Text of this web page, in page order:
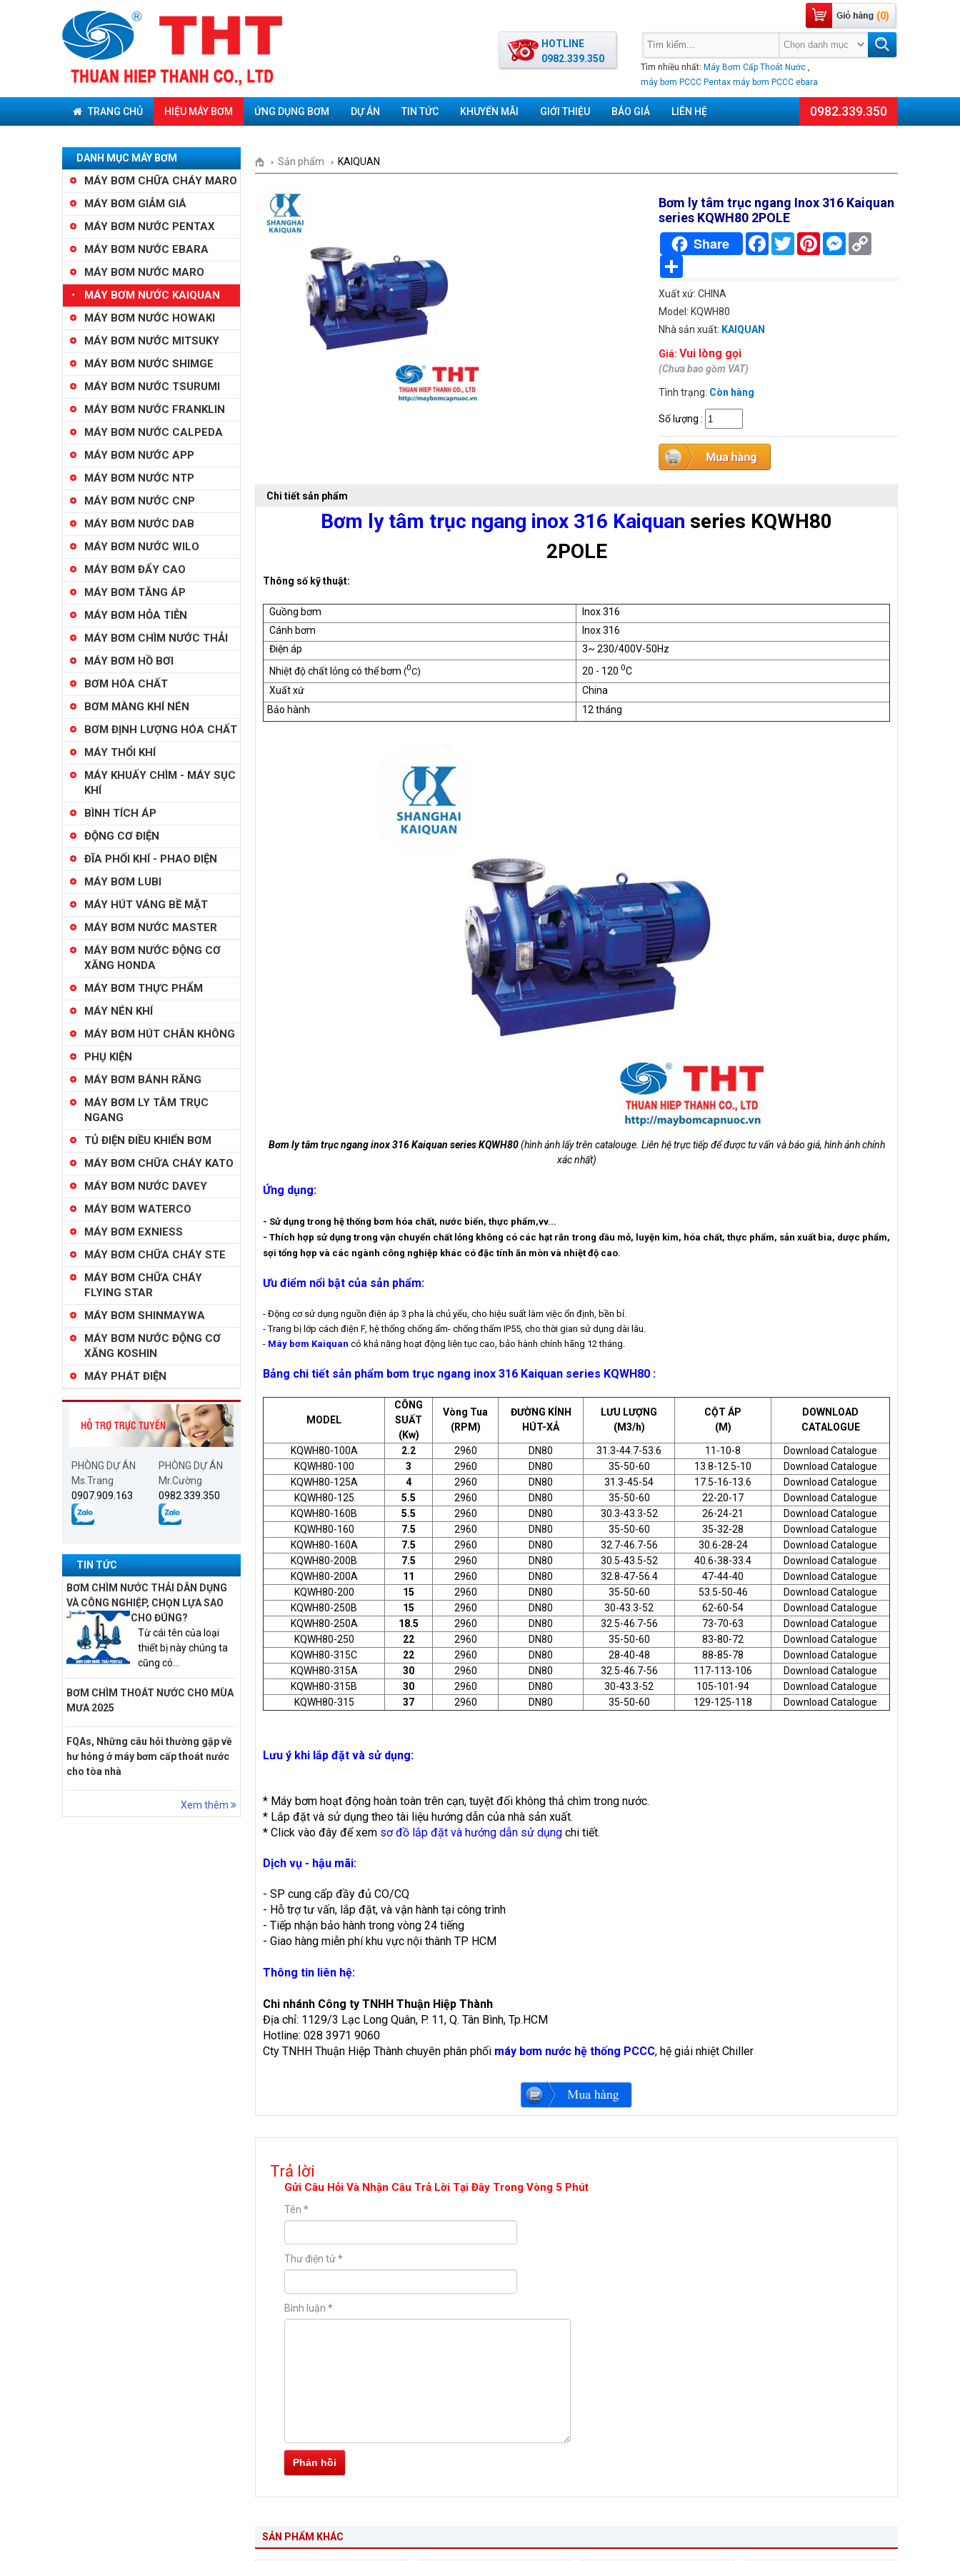
(0)
Tìm nhiều nhất: Máy Bơm Cấp Thoát Nước ,
máy bơm PCCC Pentax máy bơm PCCC ebara
HOTLINE
0982.339.350
TRANG CHỦ HIỆU MÁY BƠM ỨNG DỤNG BƠM DỰ ÁN TIN TỨC KHUYẾN MÃI GIỚI THIỆU BÁO GIÁ LIÊN HỆ 0982.339.350
DANH MỤC MÁY BƠM
MÁY BƠM CHỮA CHÁY MARO
MÁY BƠM GIẢM GIÁ
MÁY BƠM NƯỚC PENTAX
MÁY BƠM NƯỚC EBARA
MÁY BƠM NƯỚC MARO
MÁY BƠM NƯỚC KAIQUAN
MÁY BƠM NƯỚC HOWAKI
MÁY BƠM NƯỚC MITSUKY
MÁY BƠM NƯỚC SHIMGE
MÁY BƠM NƯỚC TSURUMI
MÁY BƠM NƯỚC FRANKLIN
MÁY BƠM NƯỚC CALPEDA
MÁY BƠM NƯỚC APP
MÁY BƠM NƯỚC NTP
MÁY BƠM NƯỚC CNP
MÁY BƠM NƯỚC DAB
MÁY BƠM NƯỚC WILO
MÁY BƠM ĐẨY CAO
MÁY BƠM TĂNG ÁP
MÁY BƠM HỎA TIỄN
MÁY BƠM CHÌM NƯỚC THẢI
MÁY BƠM HỒ BƠI
BƠM HÓA CHẤT
BƠM MÀNG KHÍ NÉN
BƠM ĐỊNH LƯỢNG HÓA CHẤT
MÁY THỔI KHÍ
MÁY KHUẤY CHÌM - MÁY SỤC
KHÍ
BÌNH TÍCH ÁP
ĐỘNG CƠ ĐIỆN
ĐĨA PHỐI KHÍ - PHAO ĐIỆN
MÁY BƠM LUBI
MÁY HÚT VÁNG BỀ MẶT
MÁY BƠM NƯỚC MASTER
MÁY BƠM NƯỚC ĐỘNG CƠ
XĂNG HONDA
MÁY BƠM THỰC PHẨM
MÁY NÉN KHÍ
MÁY BƠM HÚT CHÂN KHÔNG
PHỤ KIỆN
MÁY BƠM BÁNH RĂNG
MÁY BƠM LY TÂM TRỤC
NGANG
TỦ ĐIỆN ĐIỀU KHIỂN BƠM
MÁY BƠM CHỮA CHÁY KATO
MÁY BƠM NƯỚC DAVEY
MÁY BƠM WATERCO
MÁY BƠM EXNIESS
MÁY BƠM CHỮA CHÁY STE
MÁY BƠM CHỮA CHÁY
FLYING STAR
MÁY BƠM SHINMAYWA
MÁY BƠM NƯỚC ĐỘNG CƠ
XĂNG KOSHIN
MÁY PHÁT ĐIỆN
PHÒNG DỰ ÁN
Ms.Trang
0907.909.163
PHÒNG DỰ ÁN
Mr.Cường
0982.339.350
TIN TỨC
BƠM CHÌM NƯỚC THẢI DÂN DỤNG
VÀ CÔNG NGHIỆP, CHỌN LỰA SAO
CHO ĐÚNG?
Từ cái tên của loại
thiết bị này chúng ta
cũng có...
BƠM CHÌM THOÁT NƯỚC CHO MÙA
MƯA 2025
FQAs, Những câu hỏi thường gặp về
hư hỏng ở máy bơm cấp thoát nước
cho tòa nhà
Xem thêm
Sản phẩm KAIQUAN
Bơm ly tâm trục ngang Inox 316 Kaiquan
series KQWH80 2POLE
Share FacebookTwitterPinterestMessenger
Xuất xứ: CHINA
Model: KQWH80
Nhà sản xuất: KAIQUAN
Giá: Vui lòng gọi
(Chưa bao gồm VAT)
Tình trạng: Còn hàng
Số lượng :
Chi tiết sản phẩm
Bơm ly tâm trục ngang inox 316 Kaiquan series KQWH80
2POLE
Thông số kỹ thuật:
Guồng bơm
Inox 316
Cánh bơm
Inox 316
Điện áp
3~ 230/400V-50Hz
Nhiệt độ chất lỏng có thể bơm (0C) 20 - 120 0C
Xuất xứ
China
Bảo hành
12 tháng
Bơm ly tâm trục ngang inox 316 Kaiquan series KQWH80(hình ảnh lấy trên catalouge. Liên hệ trực tiếp để được tư vấn và báo giá, hình ảnh chính
xác nhất)
Ứng dụng:
- Sử dụng trong hệ thống bơm hóa chất, nước biển, thực phẩm,vv...
- Thích hợp sử dụng trong vận chuyển chất lỏng không có các hạt rắn trong dầu mỏ, luyện kim, hóa chất, thực phẩm, sản xuất bia, dược phẩm,
sợi tổng hợp và các ngành công nghiệp khác có đặc tính ăn mòn và nhiệt độ cao.
Ưu điểm nổi bật của sản phẩm:
- Động cơ sử dụng nguồn điện áp 3 pha là chủ yếu, cho hiệu suất làm việc ổn định, bền bỉ.
- Trang bị lớp cách điện F, hệ thống chống ẩm- chống thấm IP55, cho thời gian sử dụng dài lâu.
- Máy bơm Kaiquan có khả năng hoạt động liên tục cao, bảo hành chính hãng 12 tháng.
Bảng chi tiết sản phẩm bơm trục ngang inox 316 Kaiquan series KQWH80 :
MODEL
CÔNG
SUẤT
(Kw)
Vòng Tua
(RPM)
ĐƯỜNG KÍNH
HÚT-XẢ
LƯU LƯỢNG
(M3/h)
CỘT ÁP
(M)
DOWNLOAD
CATALOGUE
KQWH80-100A 2.2 2960 DN80 31.3-44.7-53.6 11-10-8
Download Catalogue
KQWH80-100
3 2960 DN80 35-50-60 13.8-12.5-10
Download Catalogue
KQWH80-125A
4 2960 DN80 31.3-45-54 17.5-16-13.6
Download Catalogue
KQWH80-125
5.5 2960 DN80 35-50-60 22-20-17
Download Catalogue
KQWH80-160B
5.5 2960 DN80 30.3-43.3-52 26-24-21
Download Catalogue
KQWH80-160
7.5 2960 DN80 35-50-60 35-32-28
Download Catalogue
KQWH80-160A
7.5 2960 DN80 32.7-46.7-56 30.6-28-24
Download Catalogue
KQWH80-200B
7.5 2960 DN80 30.5-43.5-52 40.6-38-33.4
Download Catalogue
KQWH80-200A
11 2960 DN80 32.8-47-56.4 47-44-40
Download Catalogue
KQWH80-200
15 2960 DN80 35-50-60 53.5-50-46
Download Catalogue
KQWH80-250B
15 2960 DN80 30-43.3-52 62-60-54
Download Catalogue
KQWH80-250A
18.5 2960 DN80 32.5-46.7-56 73-70-63
Download Catalogue
KQWH80-250
22 2960 DN80 35-50-60 83-80-72
Download Catalogue
KQWH80-315C
22 2960 DN80 28-40-48 88-85-78
Download Catalogue
KQWH80-315A
30 2960 DN80 32.5-46.7-56 117-113-106
Download Catalogue
KQWH80-315B
30 2960 DN80 30-43.3-52 105-101-94
Download Catalogue
KQWH80-315
37 2960 DN80 35-50-60 129-125-118 Download Catalogue
Lưu ý khi lắp đặt và sử dụng:
* Máy bơm hoạt động hoàn toàn trên cạn, tuyệt đối không thả chìm trong nước.
* Lắp đặt và sử dụng theo tài liệu hướng dẫn của nhà sản xuất.
* Click vào đây để xem sơ đồ lắp đặt và hướng dẫn sử dụng chi tiết.
Dịch vụ - hậu mãi:
- SP cung cấp đầy đủ CO/CQ
- Hỗ trợ tư vấn, lắp đặt, và vận hành tại công trình
- Tiếp nhận bảo hành trong vòng 24 tiếng
- Giao hàng miễn phí khu vực nội thành TP HCM
Thông tin liên hệ:
Chi nhánh Công ty TNHH Thuận Hiệp Thành
Địa chỉ: 1129/3 Lạc Long Quân, P. 11, Q. Tân Bình, Tp.HCM
Hotline: 028 3971 9060
Cty TNHH Thuận Hiệp Thành chuyên phân phối máy bơm nước hệ thống PCCC, hệ giải nhiệt Chiller
Trả lời
Gửi Câu Hỏi Và Nhận Câu Trả Lời Tại Đây Trong Vòng 5 Phút
Tên *
Thư điện tử*
Bình luận *
Phản hồi
SẢN PHẨM KHÁC